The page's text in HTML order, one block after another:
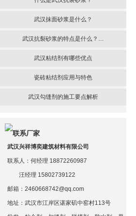
武汉抹面砂浆是什么？
武汉抗裂砂浆的特点是什么？…
武汉粘结剂有哪些优点
瓷砖粘结剂应用与特色
武汉勾缝剂的施工要点解析
武汉兴祥博奕建筑材料有限公司
联系人：何经理 18872260987
汪经理 15802739122
邮箱：2460668742@qq.com
地址：武汉市江岸区谌家矶中窑村113号